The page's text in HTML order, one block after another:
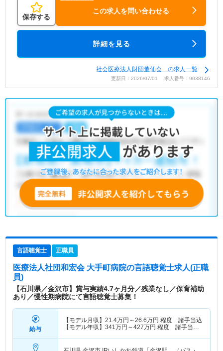
保存する
この求人を問い合わせる
詳細を見る
社会医療法人財団董仙会 の求人一覧
更新日：2026/07/01 求人番号：9038146
言語聴覚士 正職員
医療法人社団和宏会 大手町病院の言語聴覚士求人(正職
員)
【石川県／金沢市】賞与実績4.7ヶ月分／残業なし／保育補助
あり／慢性期病院にて言語聴覚士募集！
給与
【モデル月収】 21.4万円～26.6万円 程度 諸手当込
【モデル年収】 341万円～427万円 程度 諸手当・